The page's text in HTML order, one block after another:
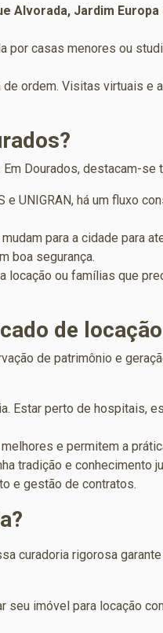
Alvorada, Jardim
por casas menores ou
de ordem. Visitas virtuais e
Dourados, destacam-se
e UNIGRAN, há um fluxo
para a cidade para
boa segurança.
locação ou famílias que
de locação
de patrimônio e
Estar perto de hospitais,
e permitem a
tradição e conhecimento
e gestão de contratos.
curadoria rigorosa
seu imóvel para locação